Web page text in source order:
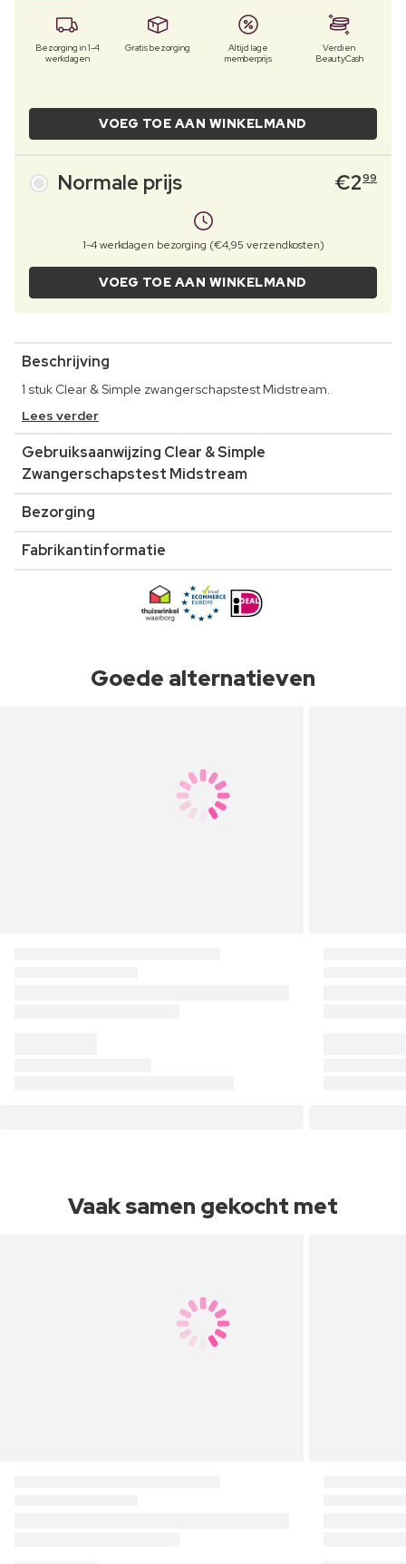
Bezorging in 1-4
werkdagen
Gratis bezorging
Altijd lage
memberprijs
Verdien
BeautyCash
VOEG TOE AAN WINKELMAND
Normale prijs €299
1-4 werkdagen bezorging (€4,95 verzendkosten)
VOEG TOE AAN WINKELMAND
Beschrijving
1 stuk Clear & Simple zwangerschapstest Midstream.
Lees verder
Gebruiksaanwijzing Clear & Simple
Zwangerschapstest Midstream
Bezorging
Fabrikantinformatie
Goede alternatieven
Vaak samen gekocht met